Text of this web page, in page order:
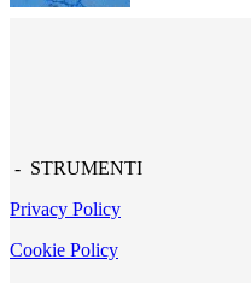
- STRUMENTI
Privacy Policy
Cookie Policy